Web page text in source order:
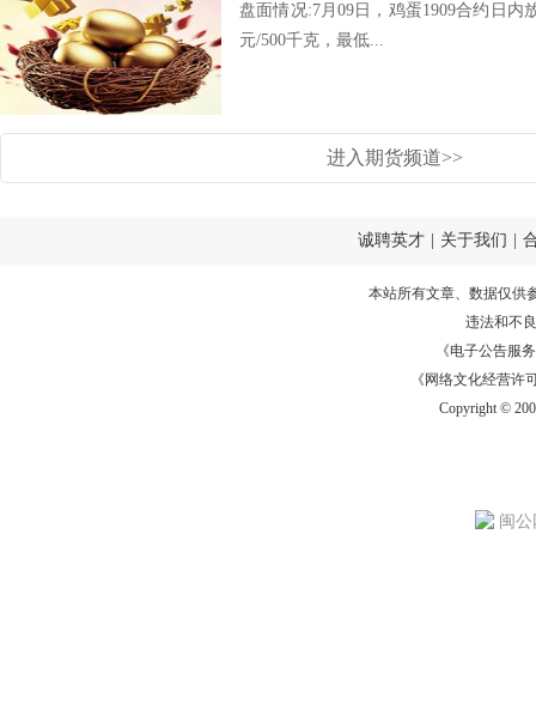
盘面情况:7月09日，鸡蛋1909合约日内
元/500千克，最低...
进入期货频道>>
诚聘英才 关于我们
本站所有文章、数据仅供
违法和不
《电子公告服务
《网络文化经营许
Copyright ©
闽公